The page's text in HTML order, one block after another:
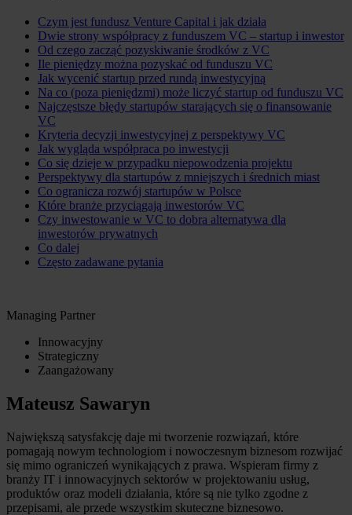
Czym jest fundusz Venture Capital i jak działa
Dwie strony współpracy z funduszem VC – startup i inwestor
Od czego zacząć pozyskiwanie środków z VC
Ile pieniędzy można pozyskać od funduszu VC
Jak wycenić startup przed rundą inwestycyjną
Na co (poza pieniędzmi) może liczyć startup od funduszu VC
Najczęstsze błędy startupów starających się o finansowanie
VC
Kryteria decyzji inwestycyjnej z perspektywy VC
Jak wygląda współpraca po inwestycji
Co się dzieje w przypadku niepowodzenia projektu
Perspektywy dla startupów z mniejszych i średnich miast
Co ogranicza rozwój startupów w Polsce
Które branże przyciągają inwestorów VC
Czy inwestowanie w VC to dobra alternatywa dla
inwestorów prywatnych
Co dalej
Często zadawane pytania
Managing Partner
Innowacyjny
Strategiczny
Zaangażowany
Mateusz Sawaryn
Największą satysfakcję daje mi tworzenie rozwiązań, które
pomagają nowym technologiom i nowoczesnym biznesom rozwijać
się mimo ograniczeń wynikających z prawa. Wspieram firmy z
branży IT i innowacyjnych sektorów w projektowaniu usług,
produktów oraz modeli działania, które są nie tylko zgodne z
przepisami, ale przede wszystkim skuteczne biznesowo.